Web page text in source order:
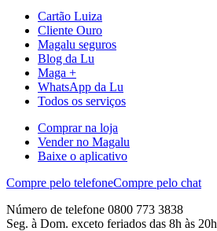
Cartão Luiza
Cliente Ouro
Magalu seguros
Blog da Lu
Maga +
WhatsApp da Lu
Todos os serviços
Comprar na loja
Vender no Magalu
Baixe o aplicativo
Compre pelo telefoneCompre pelo chat
Número de telefone 0800 773 3838
Seg. à Dom. exceto feriados das 8h às 20h